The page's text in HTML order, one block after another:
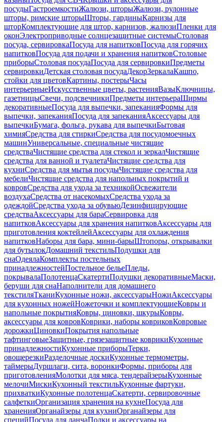
посудыГастроемкостиЖалюзи, шторыЖалюзи, рулонные
шторы, римские шторыШторы, гардиныКарнизы для
шторКомплектующие для штор, карнизов, жалюзиПленки для
оконЭлектроприводные солнцезащитные системыСтоловая
посуда, сервировкаПосуда для напитковПосуда для горячих
напитковПосуда для подачи и хранения напитковСтоловые
приборыСтоловая посудаПосуда для сервировкиПредметы
сервировкиДетская столовая посудаДекорЗеркалаКашпо,
стойки для цветовКартины, постерыЧасы
интерьерныеИскусственные цветы, растенияВазыКлючницы,
газетницыСвечи, подсвечникиПредметы интерьераШирмы
декоративныеПосуда для выпечки, запеканияФормы для
выпечки, запеканияПосуда для запеканияАксессуары для
выпечкиБумага, фольга, рукава для выпечкиБытовая
химияСредства для стиркиСредства для посудомоечных
машинУниверсальные, специальные чистящие
средстваЧистящие средства для стекол и зеркалЧистящие
средства для ванной и туалетаЧистящие средства для
кухниСредства для мытья посудыЧистящие средства для
мебелиЧистящие средства для напольных покрытий и
ковровСредства для ухода за техникойОсвежители
воздухаСредства от насекомыхСредства ухода за
одеждойСредства ухода за обувьюДезинфицирующие
средстваАксессуары для бараСервировка для
напитковАксессуары для хранения напитковАксессуары для
приготовления коктейлейАксессуары для охлаждения
напитковНаборы для бара, мини-барыШтопоры, открывалки
для бутылокДомашний текстильПодушки для
снаОдеялаКомплекты постельных
принадлежностейПостельное бельеПледы,
покрывалаПолотенцаСкатертиПодушки декоративныеМаски,
беруши для снаНаполнители для домашнего
текстиляТканиКухонные ножи, аксессуарыНожиАксессуары
для кухонных ножейНожеточки и комплектующиеКовры и
напольные покрытияКовры, циновки, шкурыКовры,
аксессуары для ковровКоврики, наборы ковриковКовровые
дорожкиЦиновкиПокрытия напольные
тафтинговыеЗащитные, грязезащитные коврикиКухонные
принадлежностиКухонные приборыТерки,
овощерезкиРазделочные доскиКухонные термометры,
таймерыДуршлаги, сита, воронкиФормы, приборы для
приготовленияМолотки для мяса, тендерайзерыКухонные
мелочиМискиКухонный текстильКухонные фартуки,
прихваткиКухонные полотенцаСкатерти, сервировочные
салфеткиОрганизация хранения на кухнеПосуда для
храненияОрганайзеры для кухниОрганайзеры для
специйПосуда для ланчаПолки и аксессуары на